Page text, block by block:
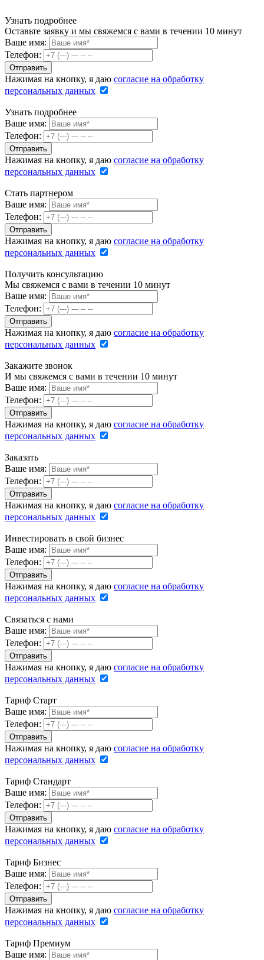
Узнать подробнее
Оставьте заявку и мы свяжемся с вами в течении 10 минут
Ваше имя:
Телефон:
Нажимая на кнопку, я даю согласие на обработку
персональных данных
Узнать подробнее
Ваше имя:
Телефон:
Нажимая на кнопку, я даю согласие на обработку
персональных данных
Стать партнером
Ваше имя:
Телефон:
Нажимая на кнопку, я даю согласие на обработку
персональных данных
Получить консультацию
Мы свяжемся с вами в течении 10 минут
Ваше имя:
Телефон:
Нажимая на кнопку, я даю согласие на обработку
персональных данных
Закажите звонок
И мы свяжемся с вами в течении 10 минут
Ваше имя:
Телефон:
Нажимая на кнопку, я даю согласие на обработку
персональных данных
Заказать
Ваше имя:
Телефон:
Нажимая на кнопку, я даю согласие на обработку
персональных данных
Инвестировать в свой бизнес
Ваше имя:
Телефон:
Нажимая на кнопку, я даю согласие на обработку
персональных данных
Связаться с нами
Ваше имя:
Телефон:
Нажимая на кнопку, я даю согласие на обработку
персональных данных
Тариф Старт
Ваше имя:
Телефон:
Нажимая на кнопку, я даю согласие на обработку
персональных данных
Тариф Стандарт
Ваше имя:
Телефон:
Нажимая на кнопку, я даю согласие на обработку
персональных данных
Тариф Бизнес
Ваше имя:
Телефон:
Нажимая на кнопку, я даю согласие на обработку
персональных данных
Тариф Премиум
Ваше имя: